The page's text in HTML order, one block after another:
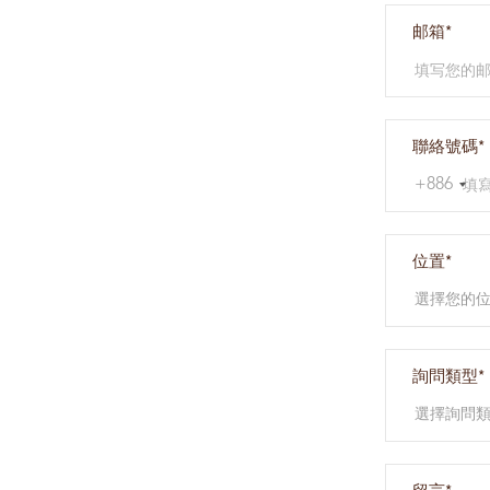
邮箱*
聯絡號碼*
+886
位置*
選擇您的
詢問類型*
選擇詢問